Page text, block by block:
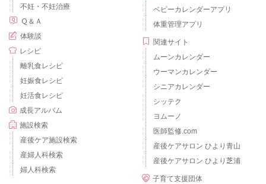
不妊・不妊治療
Ｑ＆Ａ
体験談
レシピ
離乳食レシピ
妊娠食レシピ
妊活食レシピ
成長アルバム
施設検索
産後ケア施設検索
産婦人科検索
婦人科検索
ベビーカレンダーアプリ
体重管理アプリ
関連サイト
ムーンカレンダー
ウーマンカレンダー
シニアカレンダー
シッテク
ヨムーノ
医師監修.com
産後ケアサロン ひより青山
産後ケアサロン ひより芝浦
子育て支援団体